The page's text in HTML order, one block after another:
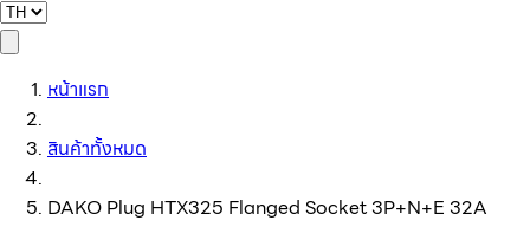
หน้าแรก
สินค้าทั้งหมด
DAKO Plug HTX325 Flanged Socket 3P+N+E 32A